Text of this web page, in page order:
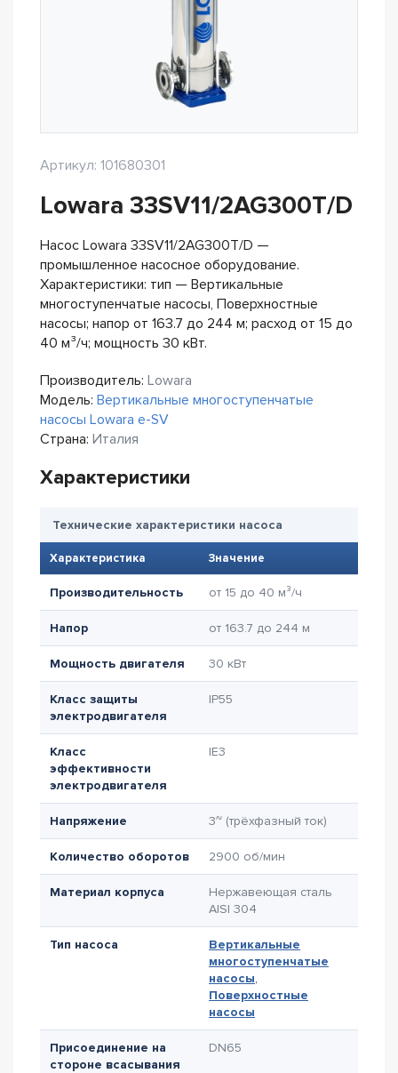
Артикул: 101680301
Lowara 33SV11/2AG300T/D
Насос Lowara 33SV11/2AG300T/D —
промышленное насосное оборудование.
Характеристики: тип — Вертикальные
многоступенчатые насосы, Поверхностные
насосы; напор от 163.7 до 244 м; расход от 15 до
40 м³/ч; мощность 30 кВт.
Производитель: Lowara
Модель: Вертикальные многоступенчатые
насосы Lowara e-SV
Страна: Италия
Характеристики
Технические характеристики насоса
Характеристика Значение
Производительность от 15 до 40 м³/ч
Напор от 163.7 до 244 м
Мощность двигателя 30 кВт
Класс защиты
электродвигателя
IP55
Класс
эффективности
электродвигателя
IE3
Напряжение 3~ (трёхфазный ток)
Количество оборотов 2900 об/мин
Материал корпуса
Нержавеющая сталь
AISI 304
Тип насоса
Вертикальные
многоступенчатые
насосы,
Поверхностные
насосы
Присоединение на
стороне всасывания
DN65